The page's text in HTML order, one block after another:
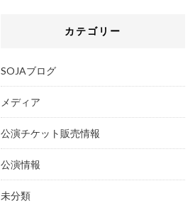
カテゴリー
SOJAブログ
メディア
公演チケット販売情報
公演情報
未分類